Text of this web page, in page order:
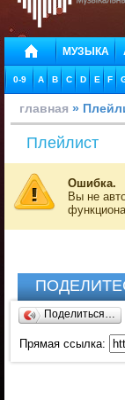
МУЗЫКА
0-9 A B C D E F
главная »
Плейлист
Ошибка.
Вы не
Поделиться…
Прямая ссылка: